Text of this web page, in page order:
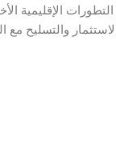
الإقليمية